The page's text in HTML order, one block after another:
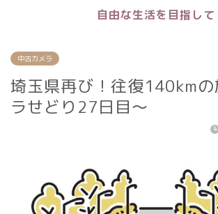
自由な生活を目指して
中古カメラ
埼玉県再び！往復140kmの
ラせどり27日目〜